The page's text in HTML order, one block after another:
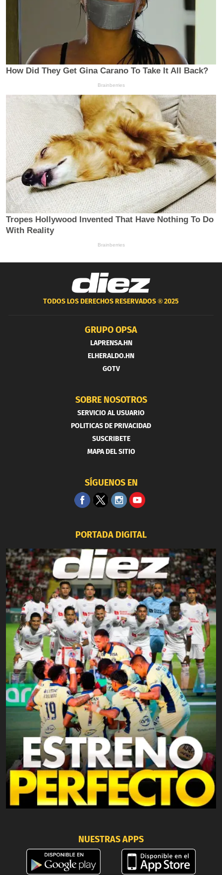
TODOS LOS DERECHOS RESERVADOS ®2025
GRUPO OPSA
LAPRENSA.HN
ELHERALDO.HN
GOTV
SOBRE NOSOTROS
SERVICIO AL USUARIO
POLITICAS DE PRIVACIDAD
SUSCRIBETE
MAPA DEL SITIO
SÍGUENOS EN
PORTADA DIGITAL
NUESTRAS APPS